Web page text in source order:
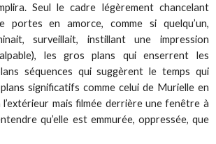
Seul le cadre légèrement chancelant
portes en amorce, comme si quelqu’un,
surveillait, instillant une impression
les gros plans qui enserrent les
séquences qui suggèrent le temps qui
significatifs comme celui de Murielle en
l’extérieur mais filmée derrière une fenêtre à
qu’elle est emmurée, oppressée, que